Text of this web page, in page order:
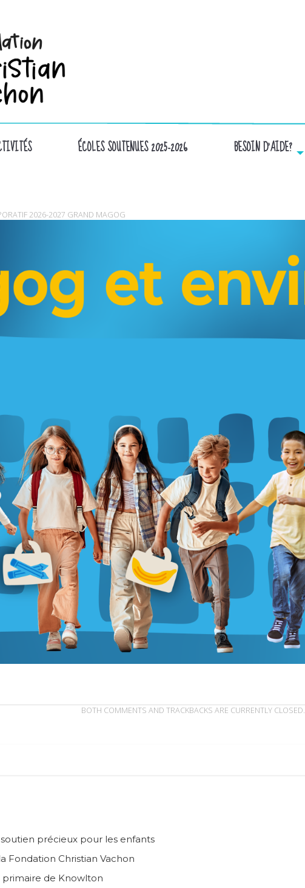
ÉCOLES SOUTENUES 2025-2026 BESOIN D’AIDE?
2026-2027 GRAND MAGOG
BOTH COMMENTS AND TRACKBACKS ARE CURRENTLY CLOSED.
précieux pour les enfants
Fondation Christian Vachon
primaire de Knowlton